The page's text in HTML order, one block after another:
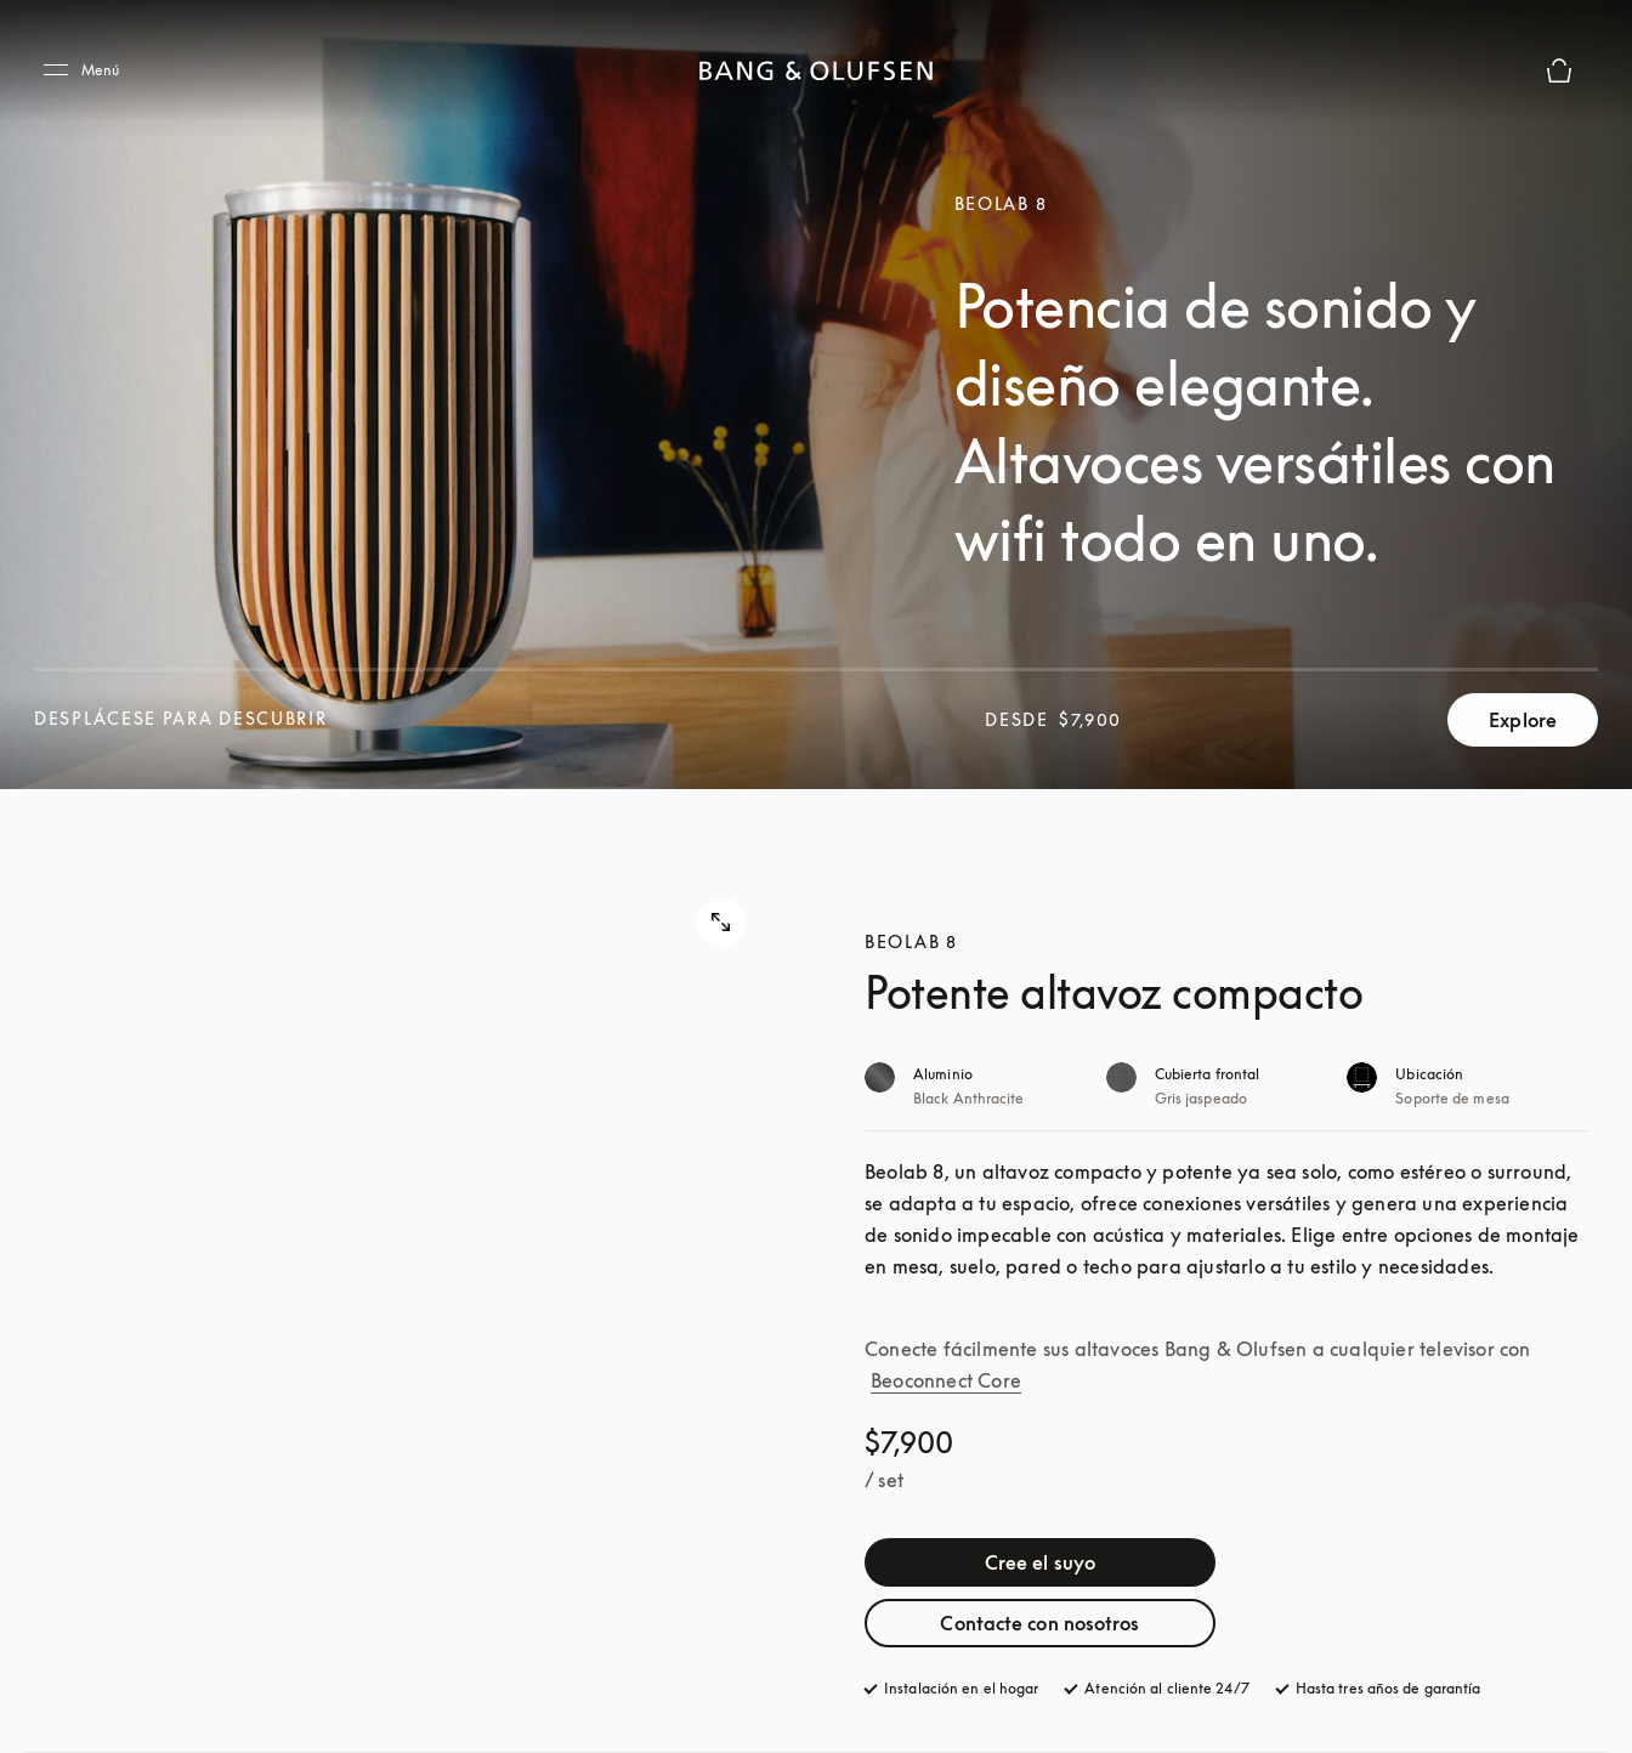
Menú
BEOLAB 8
Potencia de sonido y
diseño elegante.
Altavoces versátiles con
wifi todo en uno.
DESPLÁCESE PARA DESCUBRIR
DESPLÁCESE PARA DESCUBRIR
DESDE
$7,900 Explore
BEOLAB 8
Potente altavoz compacto
Aluminio
Black Anthracite
Cubierta frontal
Gris jaspeado
Ubicación
Soporte de mesa
$7,900
/ set
Cree el suyo
Contacte con nosotros
Beolab 8, un altavoz compacto y potente ya sea solo, como estéreo o surround,
se adapta a tu espacio, ofrece conexiones versátiles y genera una experiencia
de sonido impecable con acústica y materiales. Elige entre opciones de montaje
en mesa, suelo, pared o techo para ajustarlo a tu estilo y necesidades.
Conecte fácilmente sus altavoces Bang & Olufsen a cualquier televisor con
Beoconnect Core
Instalación en el hogar Atención al cliente 24/7apertura en una pestaña nueva
Hasta tres años de garantía